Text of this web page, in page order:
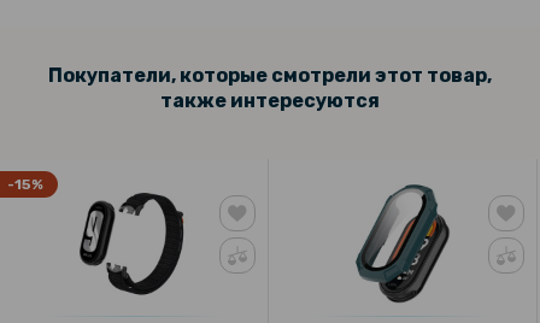
152 грн
Чехол с защитным стеклом Protective Cover with Glass для Xiaomi
Redmi Watch 3
Покупатели, которые смотрели этот товар,
также интересуются
-15%